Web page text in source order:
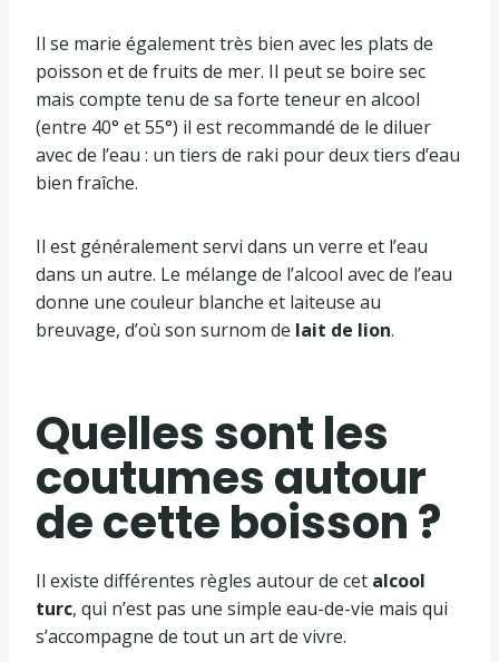
Il se marie également très bien avec les plats de
poisson et de fruits de mer. Il peut se boire sec
mais compte tenu de sa forte teneur en alcool
(entre 40° et 55°) il est recommandé de le diluer
avec de l’eau : un tiers de raki pour deux tiers d’eau
bien fraîche.
Il est généralement servi dans un verre et l’eau
dans un autre. Le mélange de l’alcool avec de l’eau
donne une couleur blanche et laiteuse au
breuvage, d’où son surnom de lait de lion.
Quelles sont les
coutumes autour
de cette boisson ?
Il existe différentes règles autour de cet alcool
turc, qui n’est pas une simple eau-de-vie mais qui
s’accompagne de tout un art de vivre.